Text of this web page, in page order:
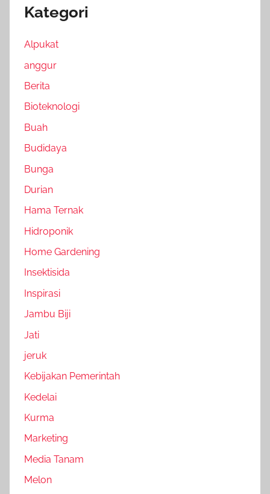
Kategori
Alpukat
anggur
Berita
Bioteknologi
Buah
Budidaya
Bunga
Durian
Hama Ternak
Hidroponik
Home Gardening
Insektisida
Inspirasi
Jambu Biji
Jati
jeruk
Kebijakan Pemerintah
Kedelai
Kurma
Marketing
Media Tanam
Melon